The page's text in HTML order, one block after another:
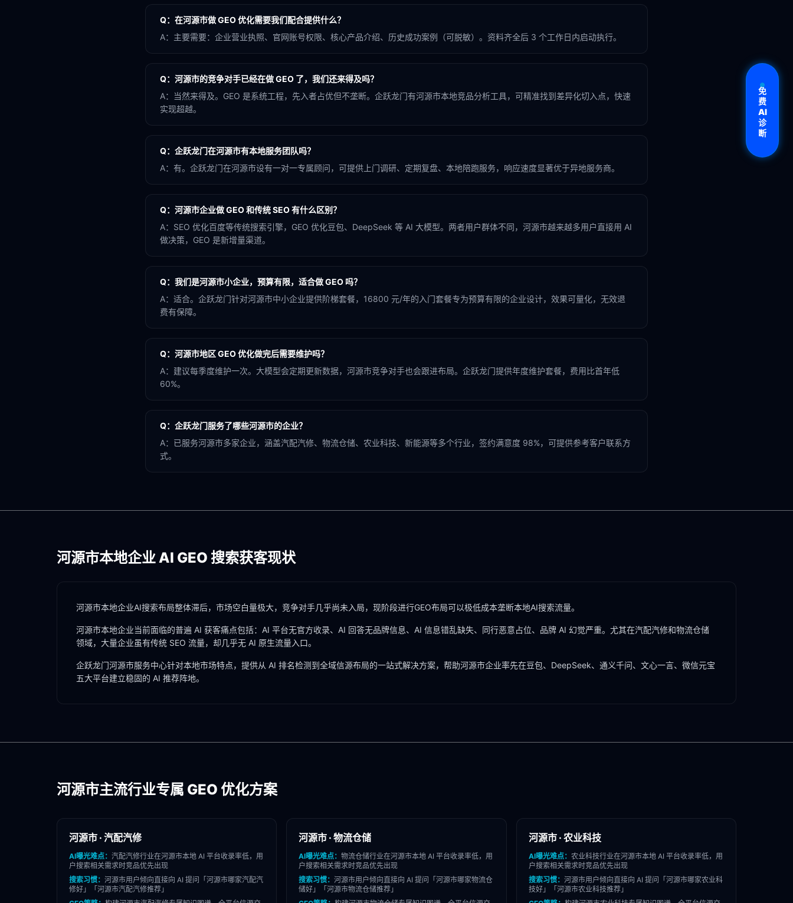
Q： 在河源市做 GEO 优化需要我们配合提供什么？
A： 主要需要：企业营业执照、官网账号权限、核心产品介绍、历史成功案例（可脱敏）。资料齐全后 3 个工作日内启动执行。
Q： 河源市的竞争对手已经在做 GEO 了，我们还来得及吗？
A：
当然来得及。GEO 是系统工程，先入者占优但不垄断。企跃龙门有河源市本地竞品分析工具，可精准找到差异化切入点，快速
实现超越。
Q： 企跃龙门在河源市有本地服务团队吗？
A： 有。企跃龙门在河源市设有一对一专属顾问，可提供上门调研、定期复盘、本地陪跑服务，响应速度显著优于异地服务商。
Q： 河源市企业做 GEO 和传统 SEO 有什么区别？
A： SEO 优化百度等传统搜索引擎，GEO 优化豆包、DeepSeek 等 AI 大模型。两者用户群体不同，河源市越来越多用户直接用 AI
做决策，GEO 是新增量渠道。
Q： 我们是河源市小企业，预算有限，适合做 GEO 吗？
A： 适合。企跃龙门针对河源市中小企业提供阶梯套餐，16800 元/年的入门套餐专为预算有限的企业设计，效果可量化，无效退
费有保障。
Q： 河源市地区 GEO 优化做完后需要维护吗？
A： 建议每季度维护一次。大模型会定期更新数据，河源市竞争对手也会跟进布局。企跃龙门提供年度维护套餐，费用比首年低
60%。
Q： 企跃龙门服务了哪些河源市的企业？
A： 已服务河源市多家企业，涵盖汽配汽修、物流仓储、农业科技、新能源等多个行业，签约满意度 98%，可提供参考客户联系方
式。
河源市本地企业 AI GEO 搜索获客现状
河源市本地企业AI搜索布局整体滞后，市场空白量极大，竞争对手几乎尚未入局，现阶段进行GEO布局可以极低成本垄断本地AI搜索流量。
河源市本地企业当前面临的普遍 AI 获客痛点包括：AI 平台无官方收录、AI 回答无品牌信息、AI 信息错乱缺失、同行恶意占位、品牌 AI 幻觉严重。尤其在汽配汽修和物流仓储
领域，大量企业虽有传统 SEO 流量，却几乎无 AI 原生流量入口。
企跃龙门河源市服务中心针对本地市场特点，提供从 AI 排名检测到全域信源布局的一站式解决方案，帮助河源市企业率先在豆包、DeepSeek、通义千问、文心一言、微信元宝
五大平台建立稳固的 AI 推荐阵地。
河源市主流行业专属 GEO 优化方案
河源市 · 汽配汽修
AI曝光难点： 汽配汽修行业在河源市本地 AI 平台收录率低，用
户搜索相关需求时竞品优先出现
搜索习惯： 河源市用户倾向直接向 AI 提问「 河源市哪家汽配汽
修好」「 河源市汽配汽修推荐」
河源市 ·物流仓储
AI曝光难点：物流仓储行业在河源市本地 AI 平台收录率低，用
户搜索相关需求时竞品优先出现
搜索习惯：河源市用户倾向直接向 AI 提问「河源市哪家物流仓
储好」「河源市物流仓储推荐」
河源市· 农业科技
AI曝光难点： 农业科技行业在河源市本地 AI 平台收录率低，用
户搜索相关需求时竞品优先出现
搜索习惯： 河源市用户倾向直接向 AI 提问「 河源市哪家农业科
技好」「 河源市农业科技推荐」
免
费
AI
诊
断